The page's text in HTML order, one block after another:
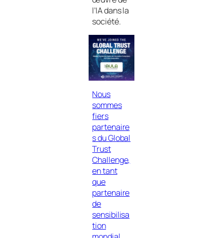
l’IA dans la
société.
Nous
sommes
fiers
partenaire
s du Global
Trust
Challenge,
en tant
que
partenaire
de
sensibilisa
tion